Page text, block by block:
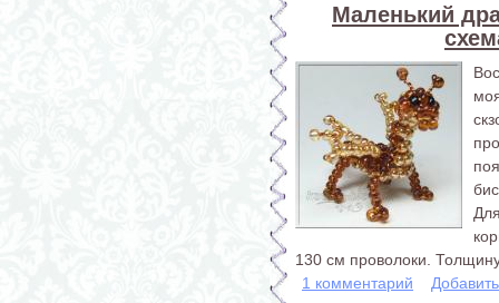
Маленький
130 см проволоки.
1 комментарий